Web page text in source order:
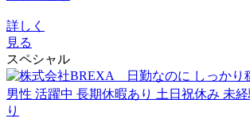
詳しく
見る
スペシャル